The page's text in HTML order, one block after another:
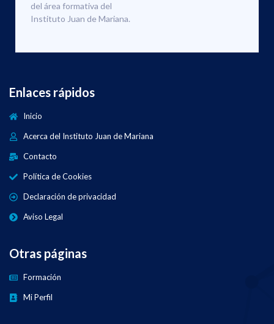
del área formativa del
Instituto Juan de Mariana.
Enlaces rápidos
Inicio
Acerca del Instituto Juan de Mariana
Contacto
Política de Cookies
Declaración de privacidad
Aviso Legal
Otras páginas
Formación
Mi Perfil